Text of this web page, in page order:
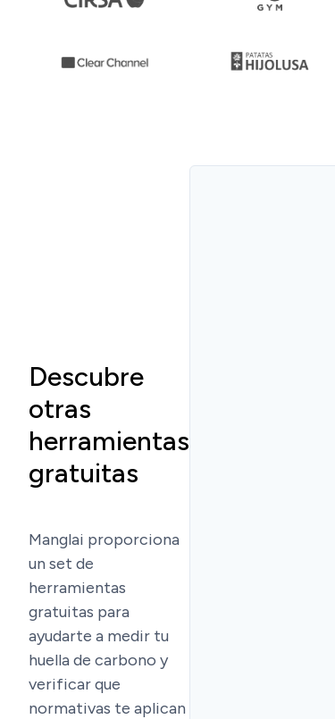
Descubre
otras
herramientas
gratuitas
Manglai proporciona
un set de
herramientas
gratuitas para
ayudarte a medir tu
huella de carbono y
verificar que
normativas te aplican